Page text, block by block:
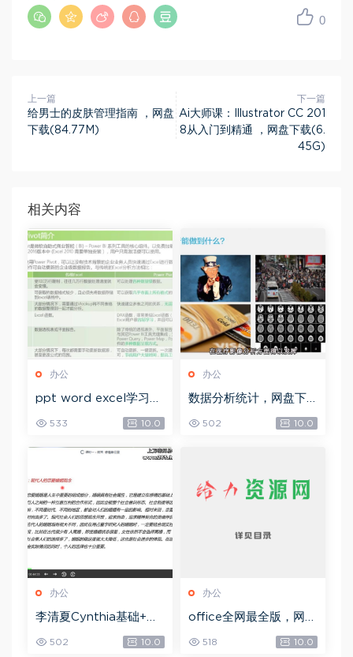
0
上一篇
给男士的皮肤管理指南 ，网盘
下载(84.77M)
下一篇
Ai大师课：Illustrator CC 201
8从入门到精通 ，网盘下载(6.
45G)
相关内容
办公
ppt word excel学习教
533 10.0
办公
数据分析统计，网盘下
502 10.0
办公
李清夏Cynthia基础+本
(视频课程+PPT讲义
502 10.0
办公
office全网最全版，网盘
518 10.0